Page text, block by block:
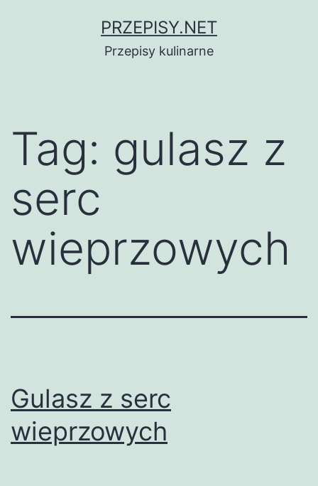
PRZEPISY.NET
Przepisy kulinarne
Tag: gulasz z
serc
wieprzowych
Gulasz z serc
wieprzowych